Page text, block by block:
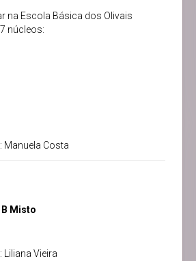
na Escola Básica dos Olivais
núcleos:
Manuela Costa
B Misto
Liliana Vieira